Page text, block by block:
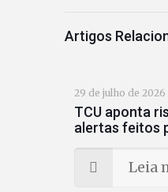
Artigos
29 de julho de 2026
TCU aponta
alertas feitos
Leia